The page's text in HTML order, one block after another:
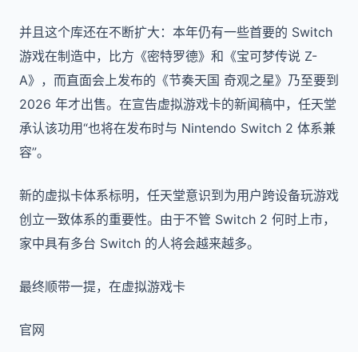
并且这个库还在不断扩大：本年仍有一些首要的 Switch
游戏在制造中，比方《密特罗德》和《宝可梦传说 Z-
A》，而直面会上发布的《节奏天国 奇观之星》乃至要到
2026 年才出售。在宣告虚拟游戏卡的新闻稿中，任天堂
承认该功用“也将在发布时与 Nintendo Switch 2 体系兼
容”。
新的虚拟卡体系标明，任天堂意识到为用户跨设备玩游戏
创立一致体系的重要性。由于不管 Switch 2 何时上市，
家中具有多台 Switch 的人将会越来越多。
最终顺带一提，在虚拟游戏卡
官网